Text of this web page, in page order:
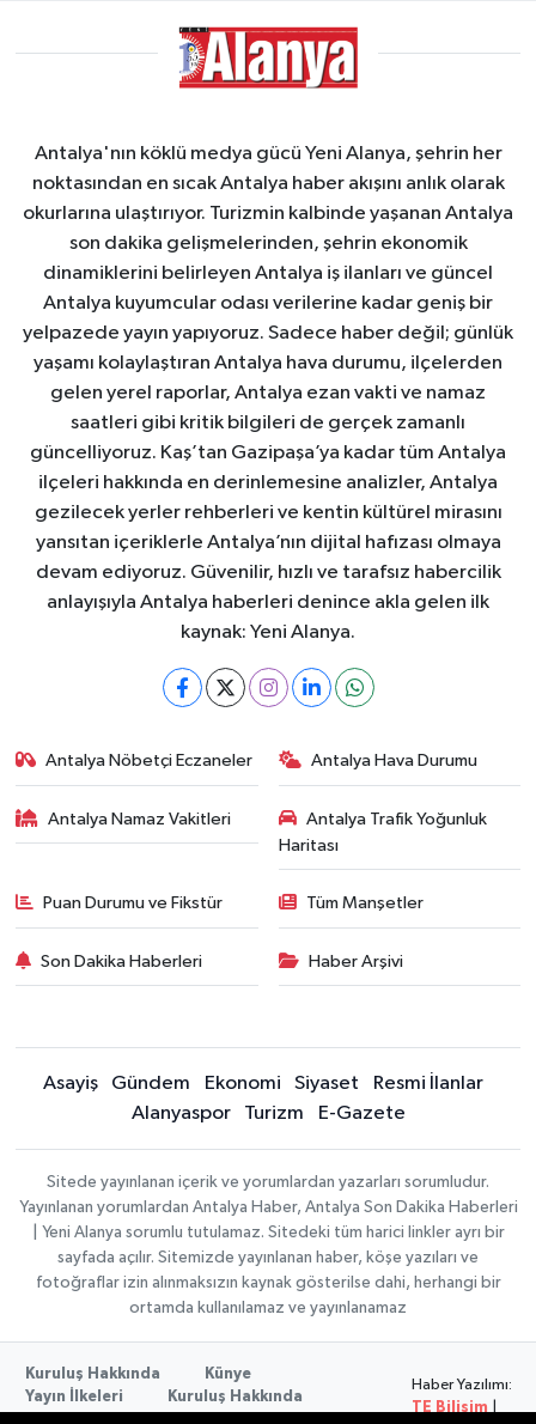
Antalya'nın köklü medya gücü Yeni Alanya, şehrin her
noktasından en sıcak Antalya haber akışını anlık olarak
okurlarına ulaştırıyor. Turizmin kalbinde yaşanan Antalya
son dakika gelişmelerinden, şehrin ekonomik
dinamiklerini belirleyen Antalya iş ilanları ve güncel
Antalya kuyumcular odası verilerine kadar geniş bir
yelpazede yayın yapıyoruz. Sadece haber değil; günlük
yaşamı kolaylaştıran Antalya hava durumu, ilçelerden
gelen yerel raporlar, Antalya ezan vakti ve namaz
saatleri gibi kritik bilgileri de gerçek zamanlı
güncelliyoruz. Kaş’tan Gazipaşa’ya kadar tüm Antalya
ilçeleri hakkında en derinlemesine analizler, Antalya
gezilecek yerler rehberleri ve kentin kültürel mirasını
yansıtan içeriklerle Antalya’nın dijital hafızası olmaya
devam ediyoruz. Güvenilir, hızlı ve tarafsız habercilik
anlayışıyla Antalya haberleri denince akla gelen ilk
kaynak: Yeni Alanya.
Antalya Nöbetçi Eczaneler Antalya Hava Durumu
Antalya Namaz Vakitleri
Antalya Trafik Yoğunluk
Haritası
Puan Durumu ve Fikstür Tüm Manşetler
Son Dakika Haberleri Haber Arşivi
Asayiş Gündem Ekonomi Siyaset
Resmi İlanlar
Alanyaspor
Turizm E-Gazete
Sitede yayınlanan içerik ve yorumlardan yazarları sorumludur.
Yayınlanan yorumlardan Antalya Haber, Antalya Son Dakika Haberleri
| Yeni Alanya sorumlu tutulamaz. Sitedeki tüm harici linkler ayrı bir
sayfada açılır. Sitemizde yayınlanan haber, köşe yazıları ve
fotoğraflar izin alınmaksızın kaynak gösterilse dahi, herhangi bir
ortamda kullanılamaz ve yayınlanamaz
Kuruluş Hakkında
Künye
Yayın İlkeleri
Kuruluş Hakkında
Haber Yazılımı:
TE Bilişim